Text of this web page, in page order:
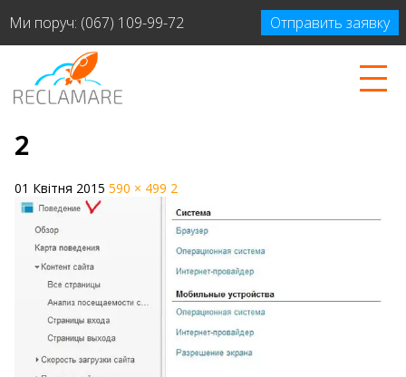
Ми поруч: (067) 109-99-72 Отправить заявку
2
01 Квітня 2015 590 × 499 2